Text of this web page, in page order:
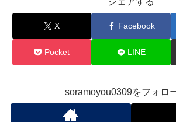
X Facebook
Pocket LINE
soramoyou0309をフォロ